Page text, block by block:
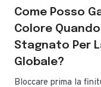
Come Posso
Colore
Stagnato Per
Globale?
Bloccare prima la